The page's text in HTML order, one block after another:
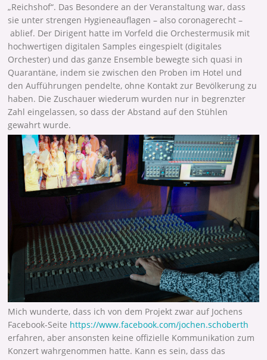
„Reichshof“. Das Besondere an der Veranstaltung war, dass
sie unter strengen Hygieneauflagen – also coronagerecht –
ablief. Der Dirigent hatte im Vorfeld die Orchestermusik mit
hochwertigen digitalen Samples eingespielt (digitales
Orchester) und das ganze Ensemble bewegte sich quasi in
Quarantäne, indem sie zwischen den Proben im Hotel und
den Aufführungen pendelte, ohne Kontakt zur Bevölkerung zu
haben. Die Zuschauer wiederum wurden nur in begrenzter
Zahl eingelassen, so dass der Abstand auf den Stühlen
gewahrt wurde.
Mich wunderte, dass ich von dem Projekt zwar auf Jochens
Facebook-Seite https://www.facebook.com/jochen.schoberth
erfahren, aber ansonsten keine offizielle Kommunikation zum
Konzert wahrgenommen hatte. Kann es sein, dass das